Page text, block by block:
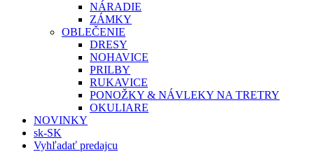
NÁRADIE
ZÁMKY
OBLEČENIE
DRESY
NOHAVICE
PRILBY
RUKAVICE
PONOŽKY & NÁVLEKY NA TRETRY
OKULIARE
NOVINKY
sk-SK
Vyhľadať predajcu